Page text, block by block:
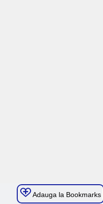
Adauga la Bookmarks